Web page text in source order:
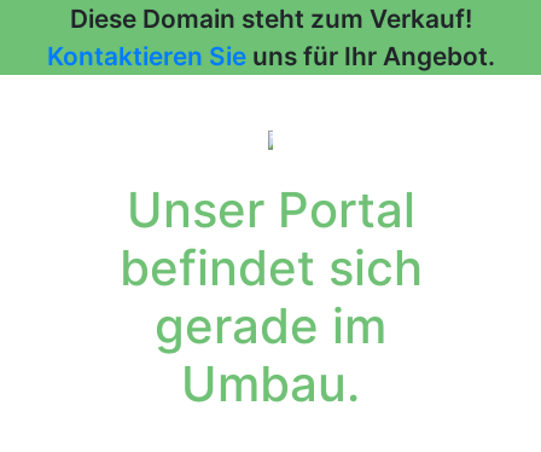
Diese Domain steht zum Verkauf!
Kontaktieren Sieuns für Ihr Angebot.
Unser Portal
befindet sich
gerade im
Umbau.